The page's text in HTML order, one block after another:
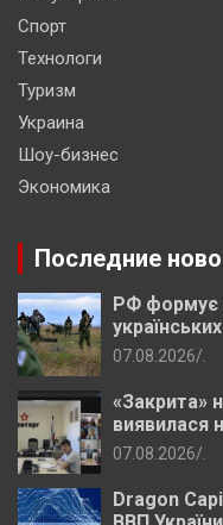
Спорт
Технологи
Туризм
Украина
Шоу-бизнес
Экономика
Последние
РФ формує
07.08.2026
«Закрита»
виявилася
07.08.2026
Dragon